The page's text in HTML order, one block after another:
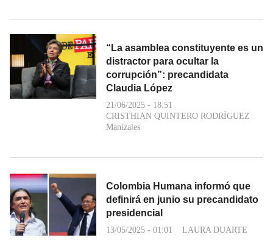
“La asamblea constituyente es un
distractor para ocultar la
corrupción”: precandidata
Claudia López
21/06/2025 - 18:51
CRISTHIAN QUINTERO RODRÍGUEZ
Manizales
Colombia Humana informó que
definirá en junio su precandidato
presidencial
13/05/2025 - 01:01 LAURA DUARTE